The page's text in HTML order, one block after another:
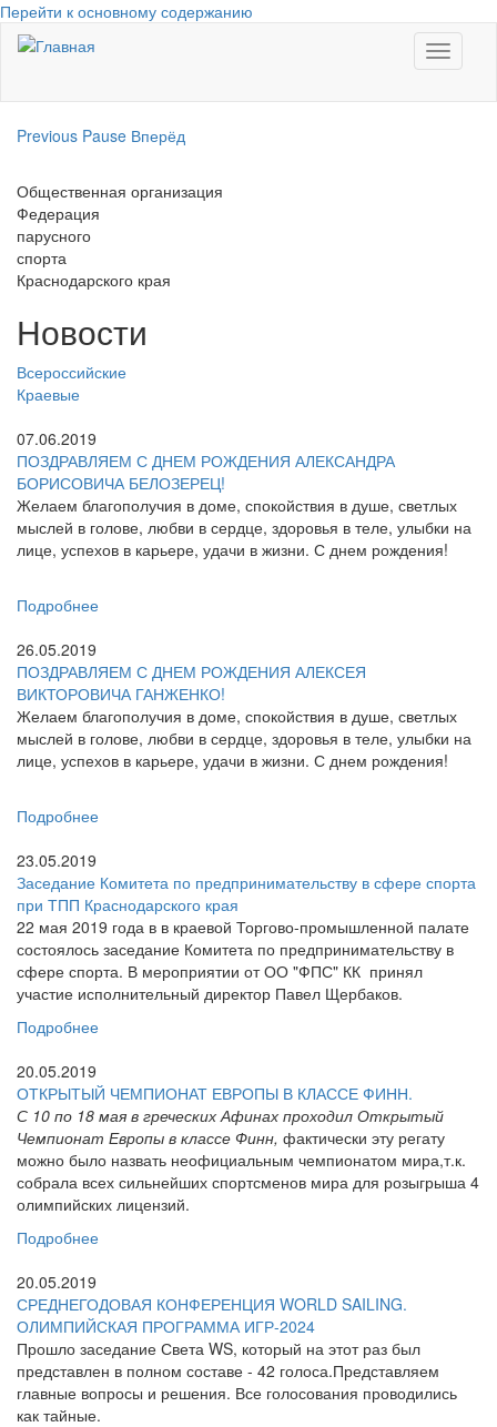
Перейти к основному содержанию
Toggle
Previous Pause Вперёд
Общественная организация
Федерация
парусного
спорта
Краснодарского края
Новости
Всероссийские
Краевые
07.06.2019
ПОЗДРАВЛЯЕМ С ДНЕМ РОЖДЕНИЯ АЛЕКСАНДРА
БОРИСОВИЧА БЕЛОЗЕРЕЦ!
Желаем благополучия в доме, спокойствия в душе, светлых
мыслей в голове, любви в сердце, здоровья в теле, улыбки на
лице, успехов в карьере, удачи в жизни. С днем рождения!
Подробнее
26.05.2019
ПОЗДРАВЛЯЕМ С ДНЕМ РОЖДЕНИЯ АЛЕКСЕЯ
ВИКТОРОВИЧА ГАНЖЕНКО!
Желаем благополучия в доме, спокойствия в душе, светлых
мыслей в голове, любви в сердце, здоровья в теле, улыбки на
лице, успехов в карьере, удачи в жизни. С днем рождения!
Подробнее
23.05.2019
Заседание Комитета по предпринимательству в сфере спорта
при ТПП Краснодарского края
22 мая 2019 года в в краевой Торгово-промышленной палате
состоялось заседание Комитета по предпринимательству в
сфере спорта. В мероприятии от ОО "ФПС" КК принял
участие исполнительный директор Павел Щербаков.
Подробнее
20.05.2019
ОТКРЫТЫЙ ЧЕМПИОНАТ ЕВРОПЫ В КЛАССЕ ФИНН.
С 10 по 18 мая в греческих Афинах проходил Открытый
Чемпионат Европы в классе Финн, фактически эту регату
можно было назвать неофициальным чемпионатом мира,т.к.
собрала всех сильнейших спортсменов мира для розыгрыша 4
олимпийских лицензий.
Подробнее
20.05.2019
СРЕДНЕГОДОВАЯ КОНФЕРЕНЦИЯ WORLD SAILING.
ОЛИМПИЙСКАЯ ПРОГРАММА ИГР-2024
Прошло заседание Света WS, который на этот раз был
представлен в полном составе - 42 голоса.Представляем
главные вопросы и решения. Все голосования проводились
как тайные.